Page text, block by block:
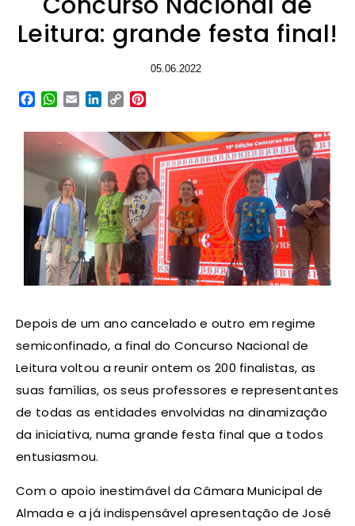
Leitura: grande festa final!
05.06.2022
Facebook
WhatsApp
EmailLinkedIn
Copy
Depois de um ano cancelado e outro em regime
semiconfinado, a final do Concurso Nacional de
Leitura voltou a reunir ontem os 200 finalistas, as
suas famílias, os seus professores e representantes
de todas as entidades envolvidas na dinamização
da iniciativa, numa grande festa final que a todos
entusiasmou.
Com o apoio inestimável da Câmara Municipal de
Almada e a já indispensável apresentação de José